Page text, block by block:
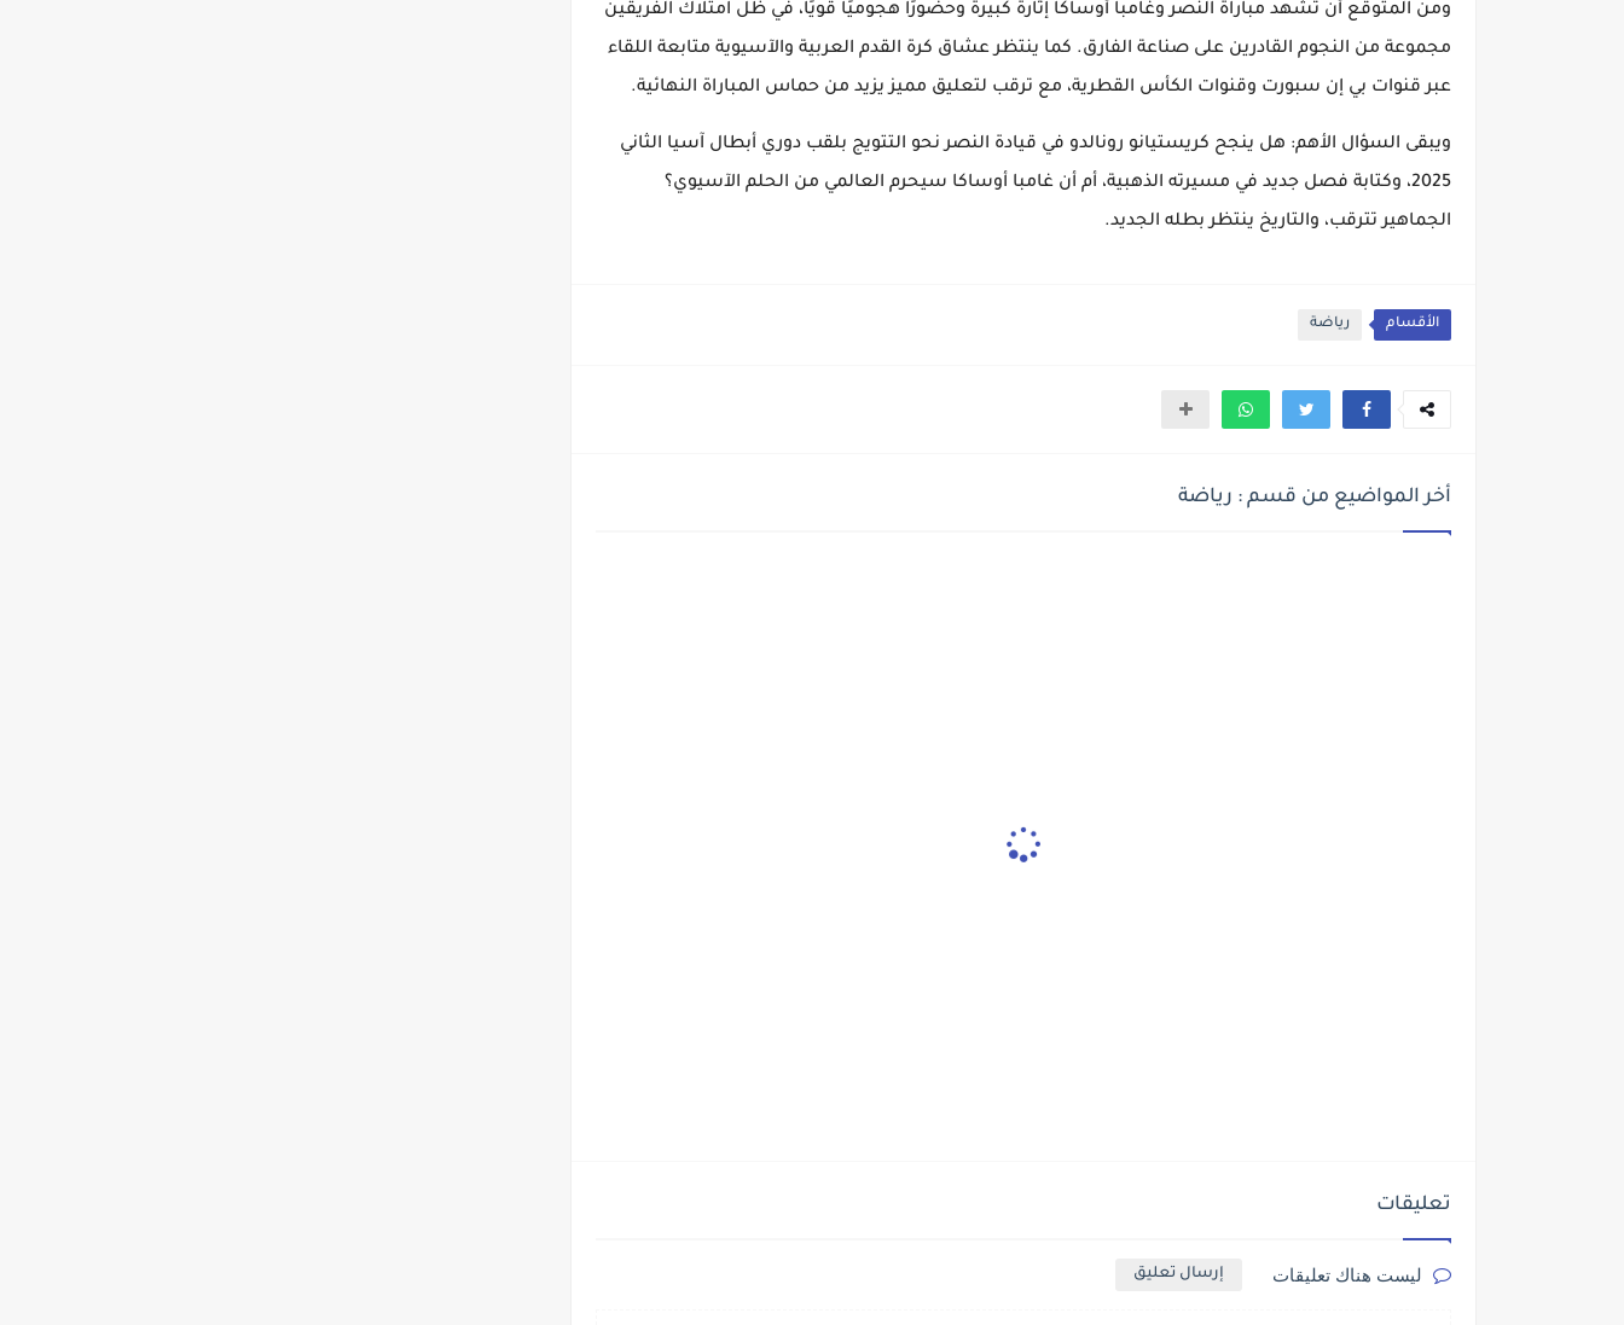
ومن المتوقع أن تشهد مباراة النصر وغامبا أوساكا إثارة كبيرة وحضورًا هجوميًا قويًا، في ظل امتلاك الفريقين
مجموعة من النجوم القادرين على صناعة الفارق. كما ينتظر عشاق كرة القدم العربية والآسيوية متابعة اللقاء
عبر قنوات بي إن سبورت وقنوات الكأس القطرية، مع ترقب لتعليق مميز يزيد من حماس المباراة النهائية.
ويبقى السؤال الأهم: هل ينجح كريستيانو رونالدو في قيادة النصر نحو التتويج بلقب دوري أبطال آسيا الثاني
2025، وكتابة فصل جديد في مسيرته الذهبية، أم أن غامبا أوساكا سيحرم العالمي من الحلم الآسيوي؟
الجماهير تترقب، والتاريخ ينتظر بطله الجديد.
الأقسام رياضة
أخر المواضيع من قسم : رياضة
تعليقات
ليست هناك تعليقات إرسال تعليق